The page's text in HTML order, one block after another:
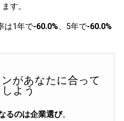
す。
は1年で-60.0%、5年で-60.0%
があなたに合って
よう
るのは企業選び。